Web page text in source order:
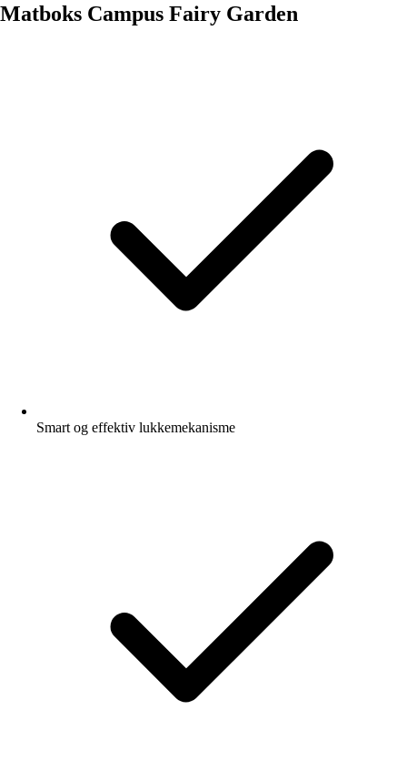
Matboks Campus Fairy Garden
Smart og effektiv lukkemekanisme